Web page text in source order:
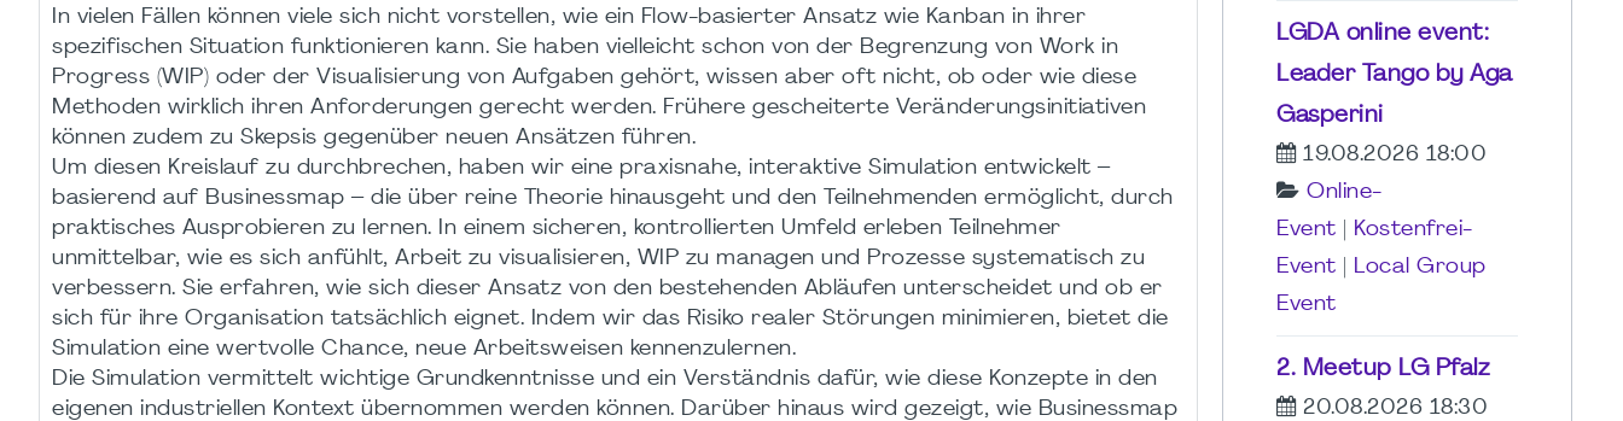
In vielen Fällen können viele sich nicht vorstellen, wie ein Flow-basierter Ansatz wie Kanban in ihrer
spezifischen Situation funktionieren kann. Sie haben vielleicht schon von der Begrenzung von Work in
Progress (WIP) oder der Visualisierung von Aufgaben gehört, wissen aber oft nicht, ob oder wie diese
Methoden wirklich ihren Anforderungen gerecht werden. Frühere gescheiterte Veränderungsinitiativen
können zudem zu Skepsis gegenüber neuen Ansätzen führen.
Um diesen Kreislauf zu durchbrechen, haben wir eine praxisnahe, interaktive Simulation entwickelt –
basierend auf Businessmap – die über reine Theorie hinausgeht und den Teilnehmenden ermöglicht, durch
praktisches Ausprobieren zu lernen. In einem sicheren, kontrollierten Umfeld erleben Teilnehmer
unmittelbar, wie es sich anfühlt, Arbeit zu visualisieren, WIP zu managen und Prozesse systematisch zu
verbessern. Sie erfahren, wie sich dieser Ansatz von den bestehenden Abläufen unterscheidet und ob er
sich für ihre Organisation tatsächlich eignet. Indem wir das Risiko realer Störungen minimieren, bietet die
Simulation eine wertvolle Chance, neue Arbeitsweisen kennenzulernen.
Die Simulation vermittelt wichtige Grundkenntnisse und ein Verständnis dafür, wie diese Konzepte in den
eigenen industriellen Kontext übernommen werden können. Darüber hinaus wird gezeigt, wie Businessmap
LGDA online event:
Leader Tango by Aga
Gasperini
19.08.2026 18:00
Online-
Event
Kostenfrei-
Event
Local Group
Event
2. Meetup LG Pfalz
20.08.2026 18:30